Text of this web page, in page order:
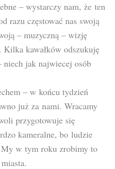
– wystarczy nam, że ten
razu częstować nas swoją
– muzyczną – wizję
kawałków odszukuję
jak najwiecej osób
– w końcu tydzień
już za nami. Wracamy
przygotowuje się
kameralne, bo ludzie
My w tym roku zrobimy to